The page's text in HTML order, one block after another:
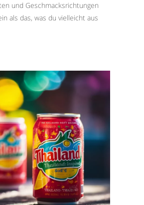
und Geschmacksrichtungen
als das, was du vielleicht aus